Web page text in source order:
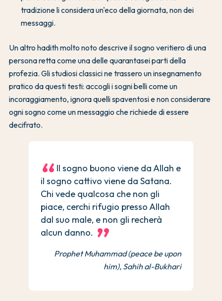
tradizione li considera un'eco della giornata, non dei
messaggi.
Un altro hadith molto noto descrive il sogno veritiero di una
persona retta come una delle quarantasei parti della
profezia. Gli studiosi classici ne trassero un insegnamento
pratico da questi testi: accogli i sogni belli come un
incoraggiamento, ignora quelli spaventosi e non considerare
ogni sogno come un messaggio che richiede di essere
decifrato.
Il sogno buono viene da Allah e
il sogno cattivo viene da Satana.
Chi vede qualcosa che non gli
piace, cerchi rifugio presso Allah
dal suo male, e non gli recherà
alcun danno.
Prophet Muhammad (peace be upon
him), Sahih al-Bukhari